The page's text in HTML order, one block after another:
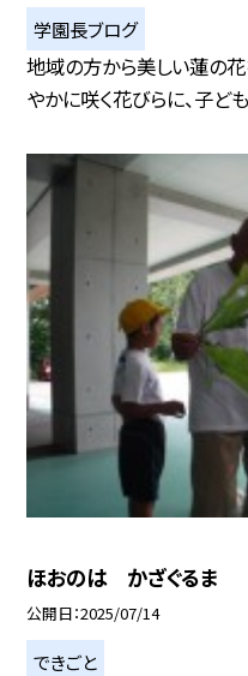
学園長ブログ
地域の方から美しい蓮の花
やかに咲く花びらに、子ど
ほおのは かざぐるま
公開日 2025/07/14
できごと